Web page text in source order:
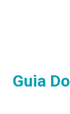
Guia